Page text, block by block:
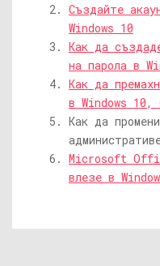
Създайте
Windows 10
Как да
на парола в
Как да
в Windows 10,
Как да
Microsoft
влезе в